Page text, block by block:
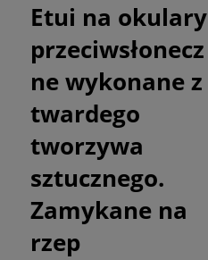
Etui na okulary
przeciwsłonecz
ne wykonane z
twardego
tworzywa
sztucznego.
Zamykane na
rzep